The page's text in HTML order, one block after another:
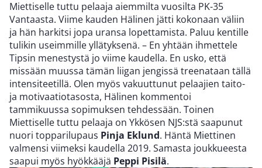
Miettiselle tuttu pelaaja aiemmilta vuosilta PK-35
Vantaasta. Viime kauden Hälinen jätti kokonaan väliin
ja hän harkitsi jopa uransa lopettamista. Paluu kentille
tulikin useimmille yllätyksenä. – En yhtään ihmettele
Tipsin menestystä jo viime kaudella. En usko, että
missään muussa tämän liigan jengissä treenataan tällä
intensiteetillä. Olen myös vakuuttunut pelaajien taito-
ja motivaatiotasosta, Hälinen kommentoi
tammikuussa sopimuksen tehdessään. Toinen
Miettiselle tuttu pelaaja on Ykkösen NJS:stä saapunut
nuori topparilupaus Pinja Eklund. Häntä Miettinen
valmensi viimeksi kaudella 2019. Samasta joukkueesta
saapui myös hyökkääjä Peppi Pisilä.